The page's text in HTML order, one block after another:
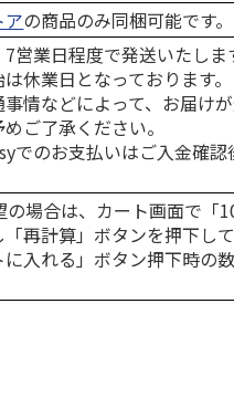
アの商品のみ同梱可能です。
営業日程度で発送いたしま
休業日となっております。
情などによって、お届け
ご了承ください。
でのお支払いはご入金確認
場合は、カート画面で「
再計算」ボタンを押下し
入れる」ボタン押下時の